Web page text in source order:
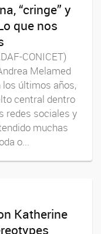
“cringe” y
que nos
CONICET)
Melamed
los últimos años,
central dentro
redes sociales y
muchas
o...
Katherine